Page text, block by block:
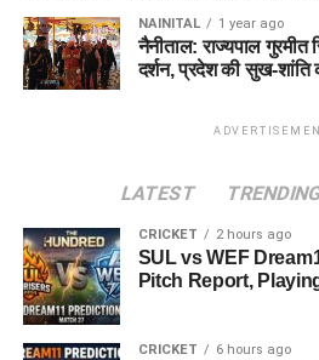
NAINITAL 1 year ago
नैनीताल: राज्यपाल गुरमीत
दर्शन, प्रदेश की सुख-
LATEST
CRICKET 2 hours ago
SUL vs WEF
Pitch Report,
CRICKET 6 hours ago